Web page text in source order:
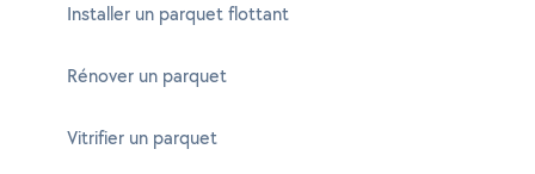
Installer un parquet flottant
Rénover un parquet
Vitrifier un parquet